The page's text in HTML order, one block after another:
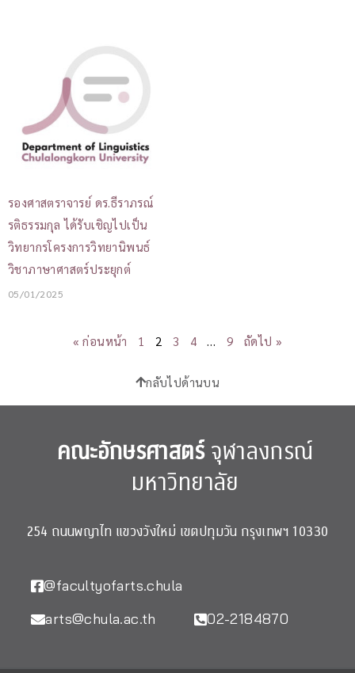
รองศาสตราจารย์ ดร.ธีราภรณ์
รติธรรมกุล ได้รับเชิญไปเป็น
วิทยากรโครงการวิทยานิพนธ์
วิชาภาษาศาสตร์ประยุกต์
05/01/2025
« ก่อนหน้า 1 2 3 4 … 9 ถัดไป »
กลับไปด้านบน
คณะอักษรศาสตร์จุฬาลงกรณ์
มหาวิทยาลัย
254 ถนนพญาไท แขวงวังใหม่ เขตปทุมวัน กรุงเทพฯ 10330
@facultyofarts.chula
arts@chula.ac.th
02-2184870